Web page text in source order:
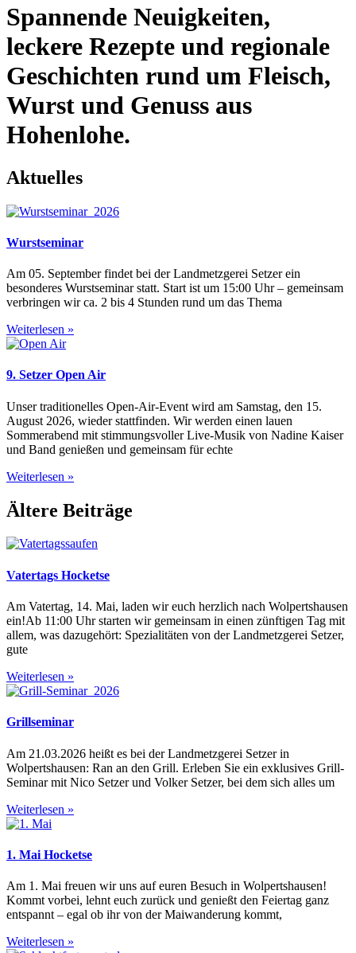
Spannende Neuigkeiten,
leckere Rezepte und regionale
Geschichten rund um Fleisch,
Wurst und Genuss aus
Hohenlohe.
Aktuelles
Wurstseminar
Am 05. September findet bei der Landmetzgerei Setzer ein
besonderes Wurstseminar statt. Start ist um 15:00 Uhr – gemeinsam
verbringen wir ca. 2 bis 4 Stunden rund um das Thema
Weiterlesen »
9. Setzer Open Air
Unser traditionelles Open-Air-Event wird am Samstag, den 15.
August 2026, wieder stattfinden. Wir werden einen lauen
Sommerabend mit stimmungsvoller Live-Musik von Nadine Kaiser
und Band genießen und gemeinsam für echte
Weiterlesen »
Ältere Beiträge
Vatertags Hocketse
Am Vatertag, 14. Mai, laden wir euch herzlich nach Wolpertshausen
ein!Ab 11:00 Uhr starten wir gemeinsam in einen zünftigen Tag mit
allem, was dazugehört: Spezialitäten von der Landmetzgerei Setzer,
gute
Weiterlesen »
Grillseminar
Am 21.03.2026 heißt es bei der Landmetzgerei Setzer in
Wolpertshausen: Ran an den Grill. Erleben Sie ein exklusives Grill-
Seminar mit Nico Setzer und Volker Setzer, bei dem sich alles um
Weiterlesen »
1. Mai Hocketse
Am 1. Mai freuen wir uns auf euren Besuch in Wolpertshausen!
Kommt vorbei, lehnt euch zurück und genießt den Feiertag ganz
entspannt – egal ob ihr von der Maiwanderung kommt,
Weiterlesen »